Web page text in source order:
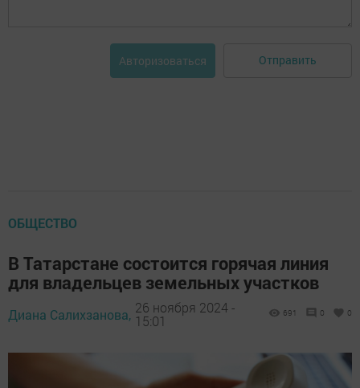
Авторизоваться Отправить
ОБЩЕСТВО
В Татарстане состоится горячая линия
для владельцев земельных участков
Диана Салихзанова, 26 ноября 2024 -
15:01
691 0 0